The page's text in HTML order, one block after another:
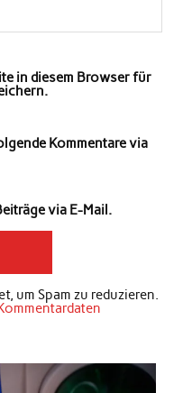
in diesem Browser für
Kommentare via
via E-Mail.
um Spam zu reduzieren.